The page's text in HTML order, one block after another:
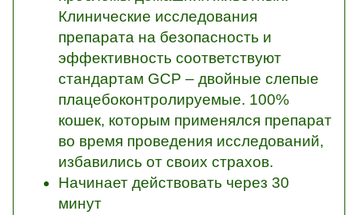
Клинические исследования
препарата на безопасность и
эффективность соответствуют
стандартам GCP – двойные слепые
плацебоконтролируемые. 100%
кошек, которым применялся препарат
во время проведения исследований,
избавились от своих страхов.
Начинает действовать через 30
минут